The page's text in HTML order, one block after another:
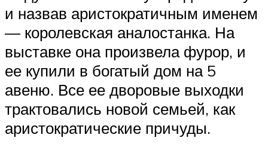
и назвав аристократичным именем
— королевская аналостанка. На
выставке она произвела фурор, и
ее купили в богатый дом на 5
авеню. Все ее дворовые выходки
трактовались новой семьей, как
аристократические причуды.